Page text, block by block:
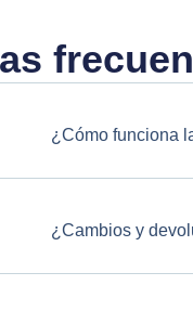
¿Cómo funciona
¿Cambios y